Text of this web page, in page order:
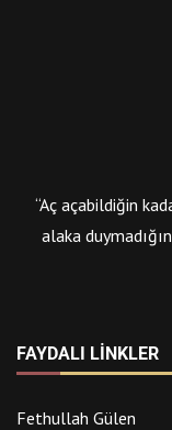
“Aç açabildiğin
alaka
FAYDALI LINKLER
Fethullah Gülen